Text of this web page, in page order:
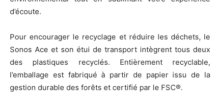
d’écoute.
Pour encourager le recyclage et réduire les déchets, le
Sonos Ace et son étui de transport intègrent tous deux
des plastiques recyclés. Entièrement recyclable,
l’emballage est fabriqué à partir de papier issu de la
gestion durable des forêts et certifié par le FSC®.